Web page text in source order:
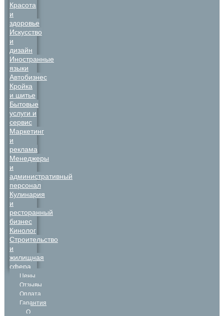
Красота
и
здоровье
Искусство
и
дизайн
Иностранные
языки
Автобизнес
Кройка
и шитье
Бытовые
услуги и
сервис
Маркетинг
и
реклама
Менеджеры
и
административный
персонал
Кулинария
и
ресторанный
бизнес
Кинолог
Строительство
и
жилищная
сфера
Цены
Отзывы
Оплата
Гарантия
О